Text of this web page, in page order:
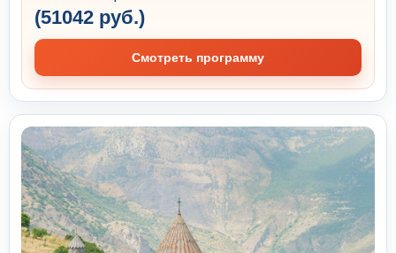
(51042 руб.)
Смотреть программу